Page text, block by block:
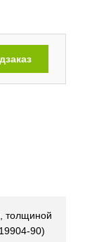
толщиной
90)